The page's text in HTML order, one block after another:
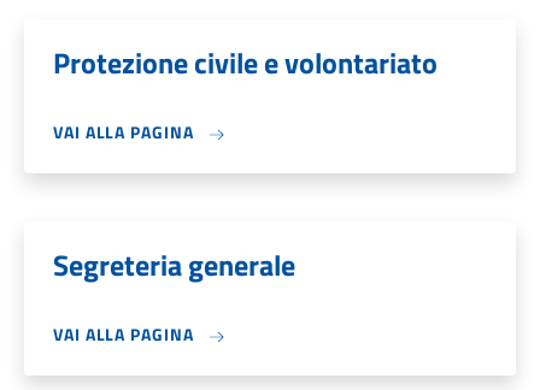
Protezione civile e volontariato
VAI ALLA PAGINA
Segreteria generale
VAI ALLA PAGINA